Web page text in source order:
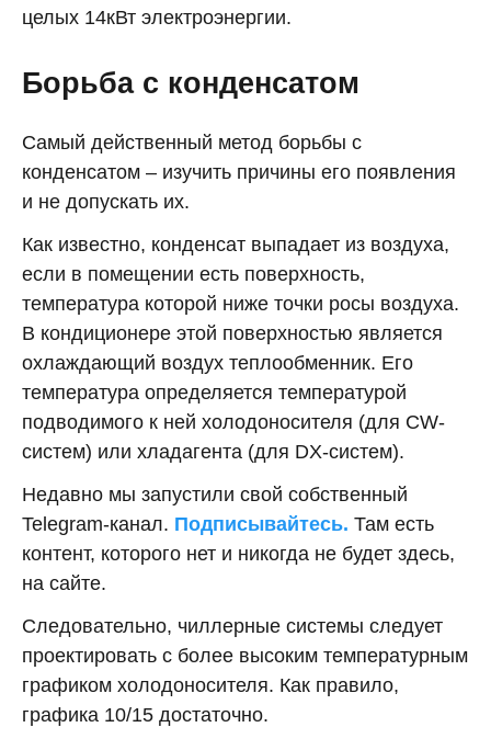
целых 14кВт электроэнергии.
Борьба с конденсатом
Самый действенный метод борьбы с
конденсатом – изучить причины его появления
и не допускать их.
Как известно, конденсат выпадает из воздуха,
если в помещении есть поверхность,
температура которой ниже точки росы воздуха.
В кондиционере этой поверхностью является
охлаждающий воздух теплообменник. Его
температура определяется температурой
подводимого к ней холодоносителя (для CW-
систем) или хладагента (для DX-систем).
Недавно мы запустили свой собственный
Telegram-канал. Подписывайтесь. Там есть
контент, которого нет и никогда не будет здесь,
на сайте.
Следовательно, чиллерные системы следует
проектировать с более высоким температурным
графиком холодоносителя. Как правило,
графика 10/15 достаточно.